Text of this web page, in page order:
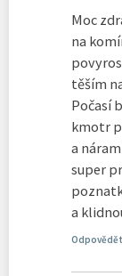
Moc
na
těším
Počasí
kmotr
a
super
a
Odpovědět